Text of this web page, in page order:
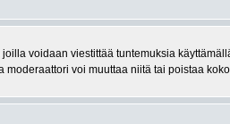
voidaan viestittää tuntemuksia
moderaattori voi muuttaa niitä tai poistaa